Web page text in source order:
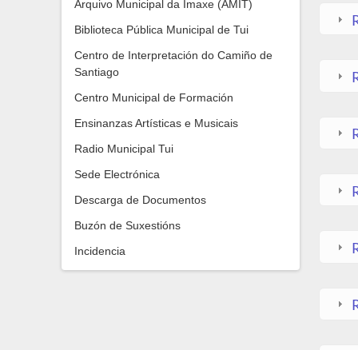
Arquivo Municipal da Imaxe (AMIT)
Biblioteca Pública Municipal de Tui
Centro de Interpretación do Camiño de
Santiago
Centro Municipal de Formación
Ensinanzas Artísticas e Musicais
Radio Municipal Tui
Sede Electrónica
Descarga de Documentos
Buzón de Suxestións
Incidencia